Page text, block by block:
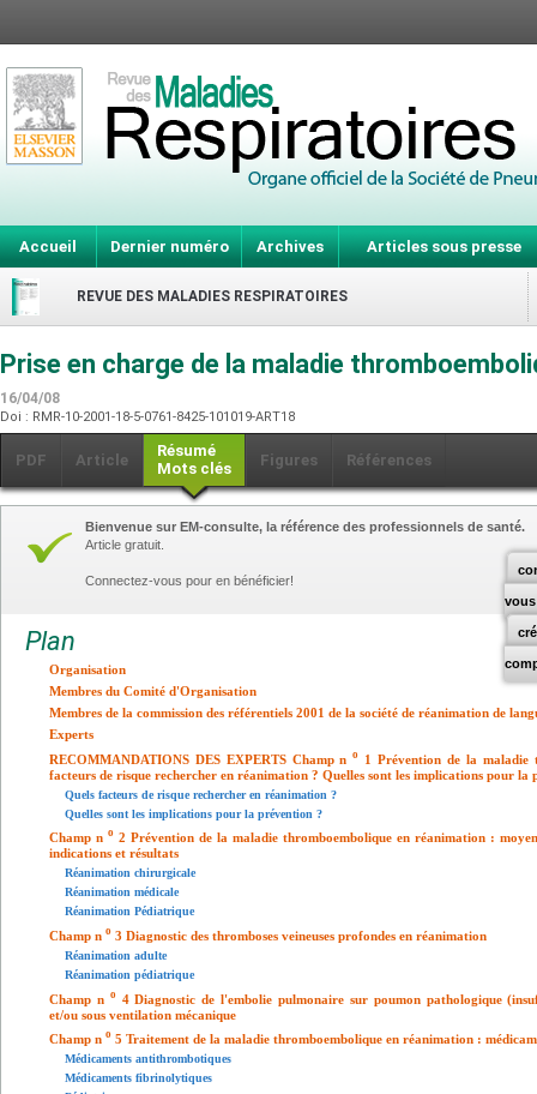
Accueil Dernier numéro Archives Articles sous presse
REVUE DES MALADIES RESPIRATOIRES
Prise en charge de la maladie
16/04/08
Doi : RMR-10-2001-18-5-0761-8425-101019-ART18
PDF Article
Résumé
Mots clés
Figures Références
vous
Bienvenue sur EM-consulte, la référence des professionnels de santé.
Article gratuit.
Connectez-vous pour en bénéficier!
Plan
Organisation
Membres du Comité d'Organisation
Membres de la commission des référentiels 2001 de la société de réanimation de
Experts
RECOMMANDATIONS DES EXPERTS Champ no 1 Prévention de la maladie
facteurs de risque rechercher en réanimation ? Quelles sont les implications pour la
Quels facteurs de risque rechercher en réanimation ?
Quelles sont les implications pour la prévention ?
Champ n o 2 Prévention de la maladie thromboembolique en réanimation :
indications et résultats
Réanimation chirurgicale
Réanimation médicale
Réanimation Pédiatrique
Champ n o 3 Diagnostic des thromboses veineuses profondes en réanimation
Réanimation adulte
Réanimation pédiatrique
Champ n o4 Diagnostic de l'embolie pulmonaire sur poumon pathologique
et/ou sous ventilation mécanique
Champ n o 5 Traitement de la maladie thromboembolique en réanimation :
Médicaments antithrombotiques
Médicaments fibrinolytiques